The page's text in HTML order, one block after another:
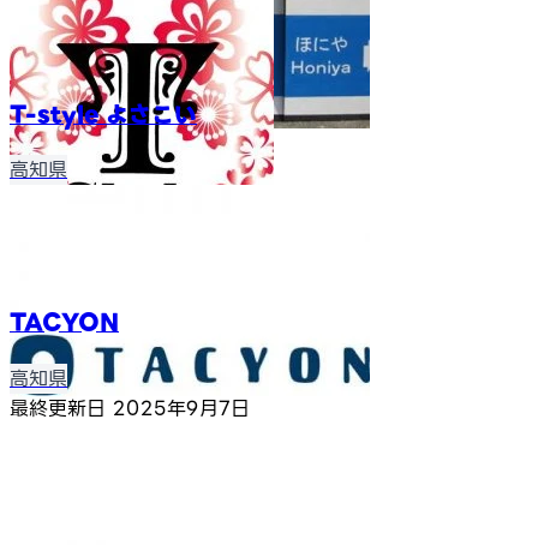
T-style よさこい
高知県
TACYON
高知県
最終更新日 2025年9月7日